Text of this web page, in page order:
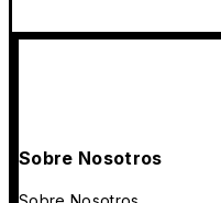
Sobre Nosotros